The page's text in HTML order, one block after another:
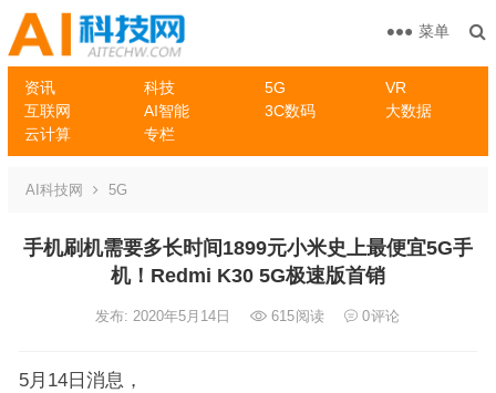
资讯 科技 5G
VR
互联网
AI智能 3C数码
大数据
云计算
专栏
菜单
AI科技网 5G
手机刷机需要多长时间1899元小米史上最便宜5G手
机！Redmi K30 5G极速版首销
发布: 2020年5月14日 615阅读 0评论
5月14日消息，